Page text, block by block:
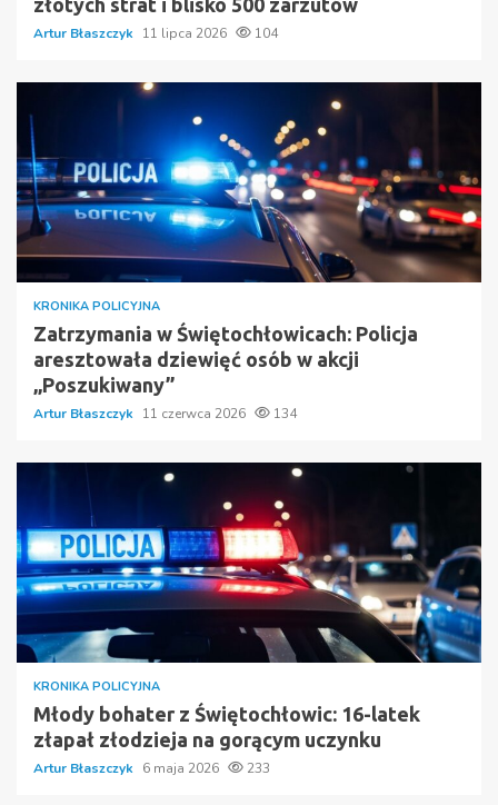
złotych strat i blisko 500 zarzutów
Artur Błaszczyk 11 lipca 2026 104
KRONIKA POLICYJNA
Zatrzymania w Świętochłowicach: Policja
aresztowała dziewięć osób w akcji
„Poszukiwany”
Artur Błaszczyk 11 czerwca 2026 134
KRONIKA POLICYJNA
Młody bohater z Świętochłowic: 16-latek
złapał złodzieja na gorącym uczynku
Artur Błaszczyk 6 maja 2026 233